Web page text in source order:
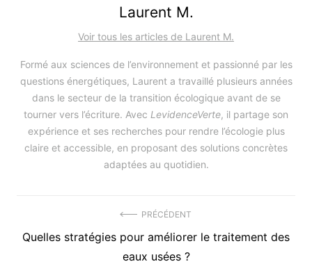
Laurent M.
Voir tous les articles de Laurent M.
Formé aux sciences de l’environnement et passionné par les
questions énergétiques, Laurent a travaillé plusieurs années
dans le secteur de la transition écologique avant de se
tourner vers l’écriture. Avec LevidenceVerte, il partage son
expérience et ses recherches pour rendre l’écologie plus
claire et accessible, en proposant des solutions concrètes
adaptées au quotidien.
de
PRÉCÉDENT
Précédent
Quelles stratégies pour améliorer le traitement des
eaux usées ?